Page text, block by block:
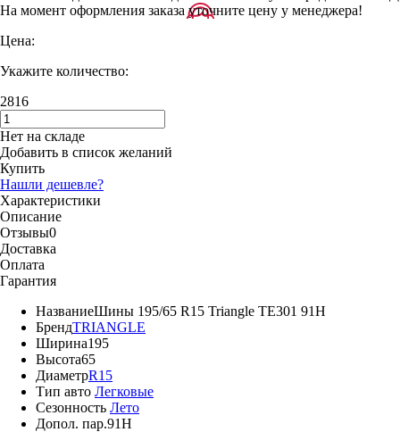
На момент оформления заказа уточните цену у менеджера!
Цена:
Укажите количество:
2816
Нет на складе
Добавить в список желаний
Купить
Нашли дешевле?
Характеристики
Описание
Отзывы0
Доставка
Оплата
Гарантия
НазваниеШины 195/65 R15 Triangle TE301 91H
БрендTRIANGLE
Ширина195
Высота65
ДиаметрR15
Тип авто Легковые
Сезонность Лето
Допол. пар.91H